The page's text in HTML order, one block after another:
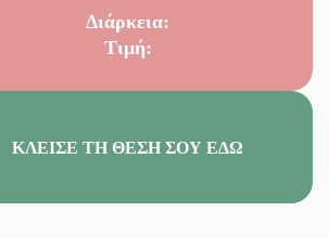
Διάρκεια:
Τιμή:
ΚΛΕΊΣΕ ΤΗ ΘΈΣΗ ΣΟΥ ΕΔΏ